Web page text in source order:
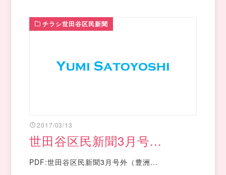
チラシ世田谷区民新聞
2017/03/13
世田谷区民新聞3月号...
PDF:世田谷区民新聞3月号外（豊洲…